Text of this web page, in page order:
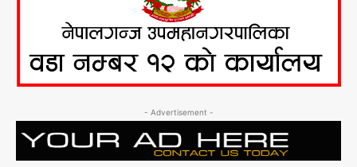
- Advertisement -